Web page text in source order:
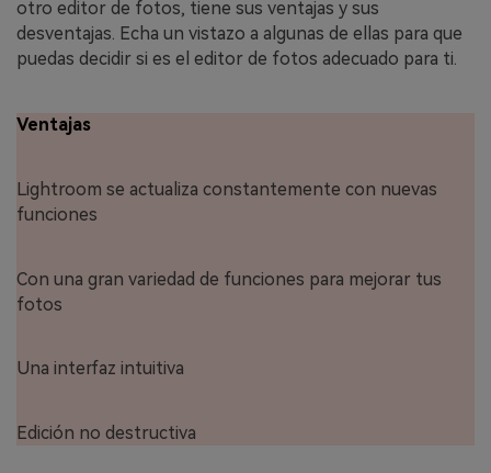
otro editor de fotos, tiene sus ventajas y sus
desventajas. Echa un vistazo a algunas de ellas para que
puedas decidir si es el editor de fotos adecuado para ti.
Ventajas
Lightroom se actualiza constantemente con nuevas
funciones
Con una gran variedad de funciones para mejorar tus
fotos
Una interfaz intuitiva
Edición no destructiva